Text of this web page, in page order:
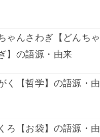
ゃんさわぎ【どんちゃ
】の語源・由来
く【哲学】の語源・由
ろ【お袋】の語源・由